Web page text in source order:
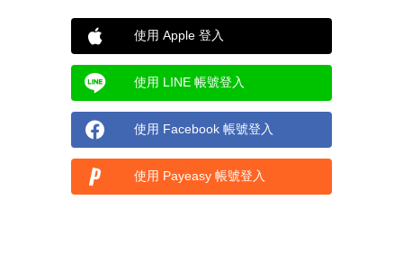
使用 Apple 登入
使用 LINE 帳號登入
使用 Facebook 帳號登入
使用 Payeasy 帳號登入